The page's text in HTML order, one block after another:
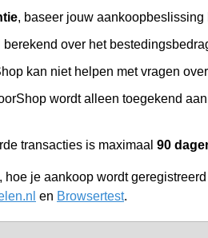
, baseer jouw aankoopbeslissing
over het
kan niet helpen met vragen
wordt alleen toegekend aan
transacties is maximaal 90
je aankoop wordt
en Browsertest.